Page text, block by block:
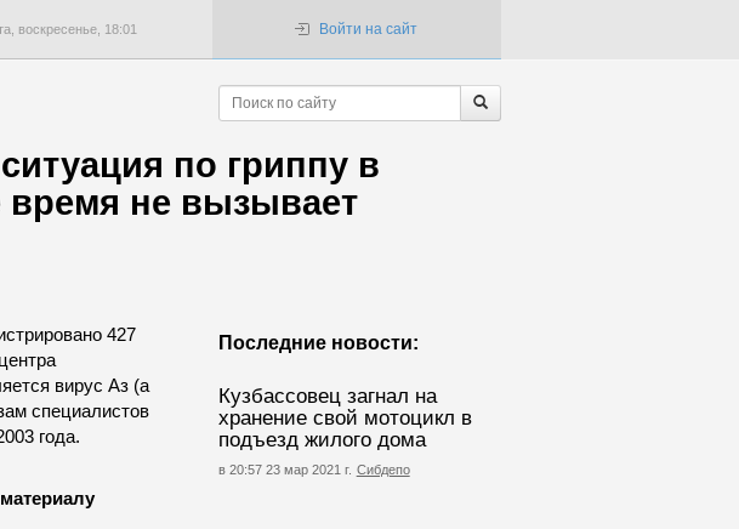
воскресенье, 18:01 Войти на сайт
по гриппу в
время не вызывает
Последние новости:
Кузбассовец загнал на
хранение свой мотоцикл в
подъезд жилого дома
в 20:57 23 мар 2021 г. Сибдепо
427
вирус Аз (а
специалистов
года.